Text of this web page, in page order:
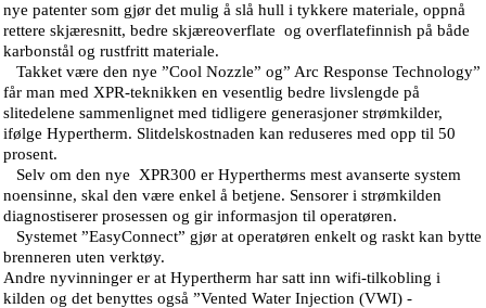
nye patenter som gjør det mulig å slå hull i tykkere materiale, oppnå
rettere skjæresnitt, bedre skjæreoverflate og overflatefinnish på både
karbonstål og rustfritt materiale.
Takket være den nye ”Cool Nozzle” og” Arc Response Technology”
får man med XPR-teknikken en vesentlig bedre livslengde på
slitedelene sammenlignet med tidligere generasjoner strømkilder,
ifølge Hypertherm. Slitdelskostnaden kan reduseres med opp til 50
prosent.
Selv om den nye XPR300 er Hypertherms mest avanserte system
noensinne, skal den være enkel å betjene. Sensorer i strømkilden
diagnostiserer prosessen og gir informasjon til operatøren.
Systemet ”EasyConnect” gjør at operatøren enkelt og raskt kan bytte
brenneren uten verktøy.
Andre nyvinninger er at Hypertherm har satt inn wifi-tilkobling i
kilden og det benyttes også ”Vented Water Injection (VWI) -